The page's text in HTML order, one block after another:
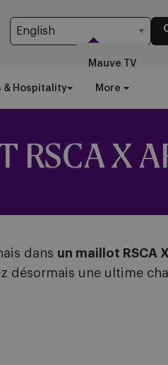
& Hospitality More
Mauve TV
RSCA X
dans un maillot RSCA
désormais une ultime